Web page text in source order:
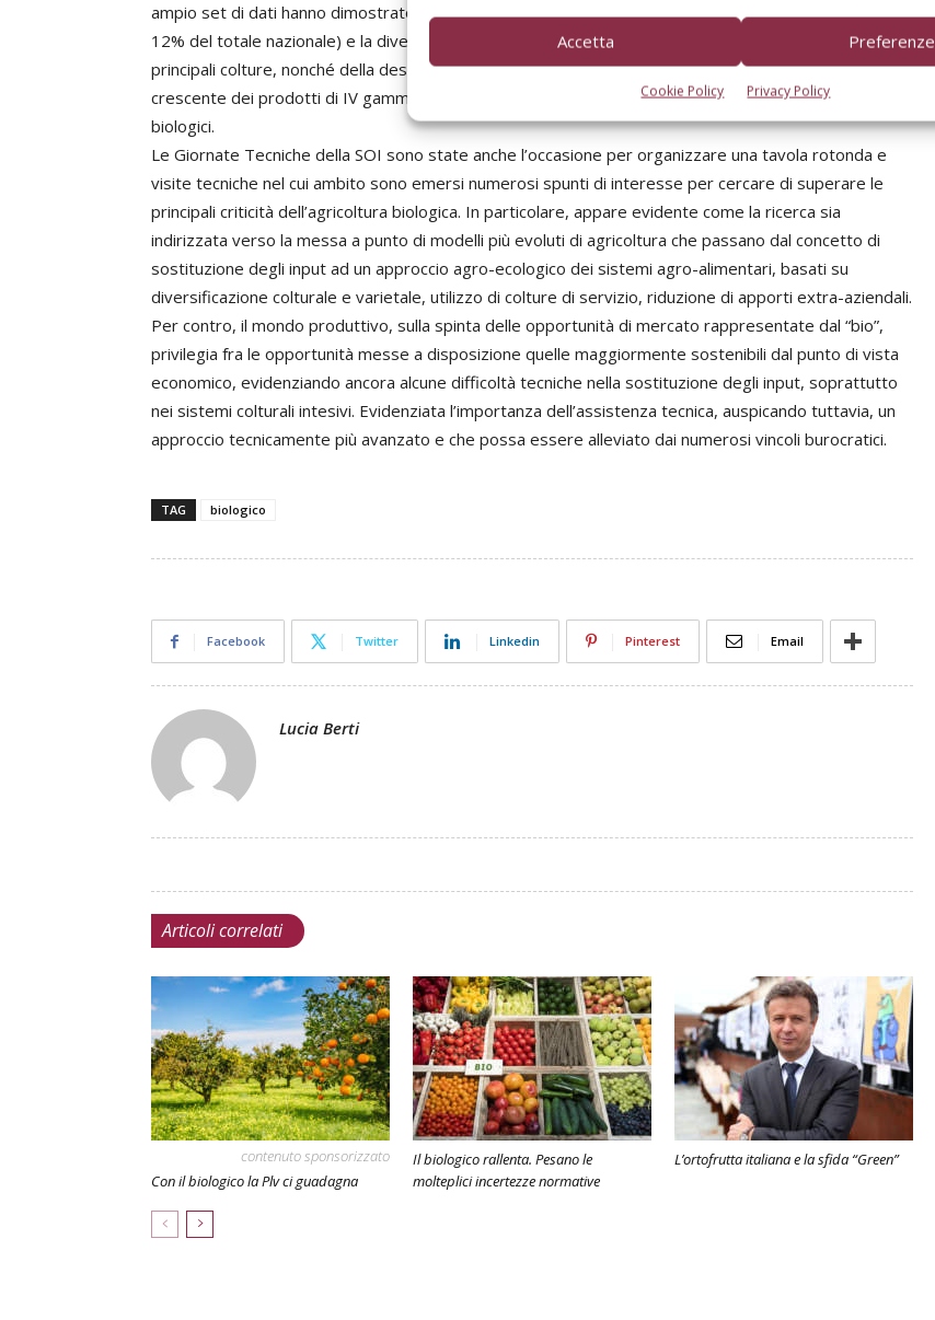
Accetta Preferenze
Cookie Policy Privacy Policy
ampio set di dati hanno dimostrato l’incremento della SAU in biologico (che nel 2015 ha raggiunto il
12% del totale nazionale) e la diversa ripartizione nei contesti regionali, ma anche l’andamento delle
principali colture, nonché della destinazione dei prodotti nei differenti mercati, evidenziando il “trend”
crescente dei prodotti di IV gamma (+40%), particolarmente graditi dai consumatori di prodotti
biologici.
Le Giornate Tecniche della SOI sono state anche l’occasione per organizzare una tavola rotonda e
visite tecniche nel cui ambito sono emersi numerosi spunti di interesse per cercare di superare le
principali criticità dell’agricoltura biologica. In particolare, appare evidente come la ricerca sia
indirizzata verso la messa a punto di modelli più evoluti di agricoltura che passano dal concetto di
sostituzione degli input ad un approccio agro-ecologico dei sistemi agro-alimentari, basati su
diversificazione colturale e varietale, utilizzo di colture di servizio, riduzione di apporti extra-aziendali.
Per contro, il mondo produttivo, sulla spinta delle opportunità di mercato rappresentate dal “bio”,
privilegia fra le opportunità messe a disposizione quelle maggiormente sostenibili dal punto di vista
economico, evidenziando ancora alcune difficoltà tecniche nella sostituzione degli input, soprattutto
nei sistemi colturali intesivi. Evidenziata l’importanza dell’assistenza tecnica, auspicando tuttavia, un
approccio tecnicamente più avanzato e che possa essere alleviato dai numerosi vincoli burocratici.
TAG biologico
Facebook Twitter Linkedin Pinterest Email
Lucia Berti
Articoli correlati
contenuto sponsorizzato
Con il biologico la Plv ci guadagna
Il biologico rallenta. Pesano le
molteplici incertezze normative
L’ortofrutta italiana e la sfida “Green”